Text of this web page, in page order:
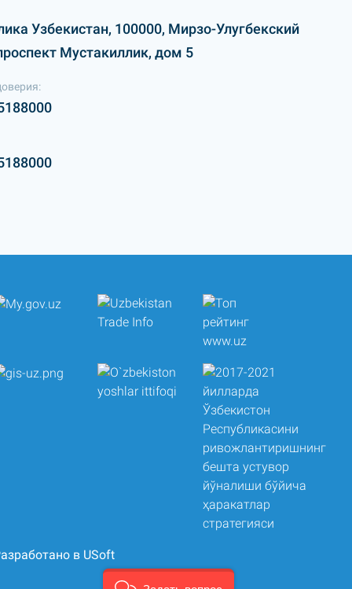
Узбекистан, 100000, Мирзо-Улугбекский
Мустакиллик, дом 5
в USoft